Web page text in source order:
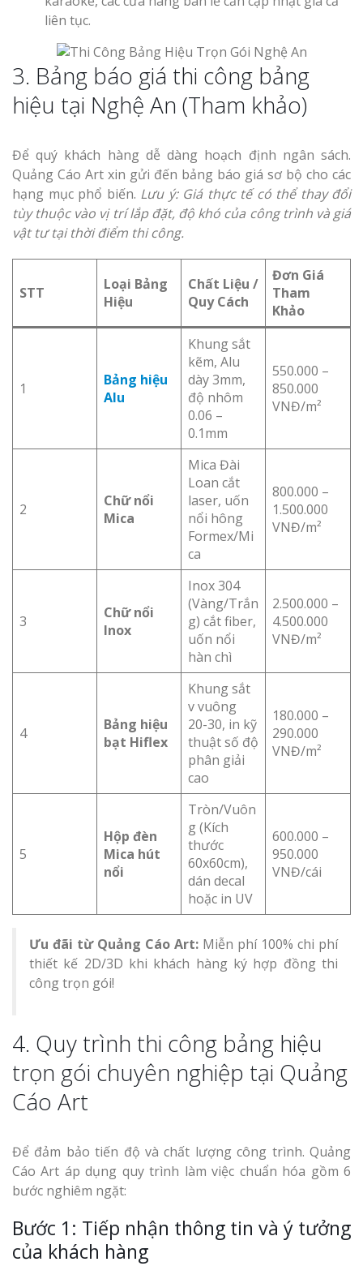
liên tục.
3. Bảng báo giá thi công bảng
hiệu tại Nghệ An (Tham khảo)
Để quý khách hàng dễ dàng hoạch định ngân sách.
Quảng Cáo Art xin gửi đến bảng báo giá sơ bộ cho các
hạng mục phổ biến. Lưu ý: Giá thực tế có thể thay đổi
tùy thuộc vào vị trí lắp đặt, độ khó của công trình và giá
vật tư tại thời điểm thi công.
STT
Loại Bảng
Hiệu
Chất Liệu /
Quy Cách
Đơn Giá
Tham
Khảo
1
Bảng hiệu
Alu
Khung sắt
kẽm, Alu
dày 3mm,
độ nhôm
0.06 –
0.1mm
550.000 –
850.000
VNĐ/m²
2
Chữ nổi
Mica
Mica Đài
Loan cắt
laser, uốn
nổi hông
Formex/Mi
ca
800.000 –
1.500.000
VNĐ/m²
3
Chữ nổi
Inox
Inox 304
(Vàng/Trắn
g) cắt fiber,
uốn nổi
hàn chì
2.500.000 –
4.500.000
VNĐ/m²
4
Bảng hiệu
bạt Hiflex
Khung sắt
v vuông
20-30, in kỹ
thuật số độ
phân giải
cao
180.000 –
290.000
VNĐ/m²
5
Hộp đèn
Mica hút
nổi
Tròn/Vuôn
g (Kích
thước
60x60cm),
dán decal
hoặc in UV
600.000 –
950.000
VNĐ/cái
Ưu đãi từ Quảng Cáo Art: Miễn phí 100% chi phí
thiết kế 2D/3D khi khách hàng ký hợp đồng thi
công trọn gói!
4. Quy trình thi công bảng hiệu
trọn gói chuyên nghiệp tại Quảng
Cáo Art
Để đảm bảo tiến độ và chất lượng công trình. Quảng
Cáo Art áp dụng quy trình làm việc chuẩn hóa gồm 6
bước nghiêm ngặt:
Bước 1: Tiếp nhận thông tin và ý tưởng
của khách hàng